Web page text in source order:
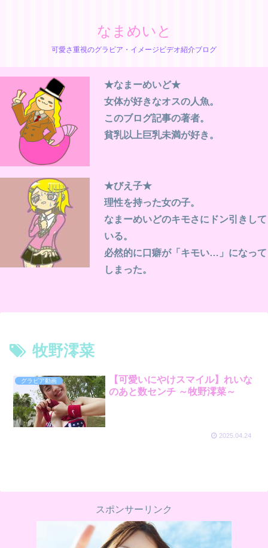
なまめいと
可愛さ重視のグラビア・イメージビデオ紹介ブログ
★なまーめいど★
女体が好きなオスの人魚。
このブログ記事の著者。
貧乳以上巨乳未満が好き。
★びえ子★
理性を持った女の子。
なまーめいどのキモさにドン引きして
いる。
必然的に口癖が「キモい…」になって
しまった。
牧野澪菜
グラビア動画
【可愛いにやけスマイル】れいな
のあと数センチ ～牧野澪菜～
2025.04.24
スポンサーリンク